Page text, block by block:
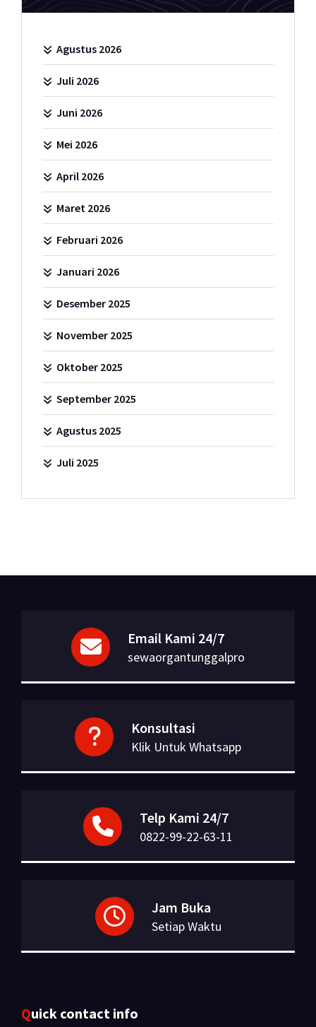
Agustus 2026
Juli 2026
Juni 2026
Mei 2026
April 2026
Maret 2026
Februari 2026
Januari 2026
Desember 2025
November 2025
Oktober 2025
September 2025
Agustus 2025
Juli 2025
Email Kami 24/7
sewaorgantunggalpro
Konsultasi
Klik Untuk Whatsapp
Telp Kami 24/7
0822-99-22-63-11
Jam Buka
Setiap Waktu
Quick contact info